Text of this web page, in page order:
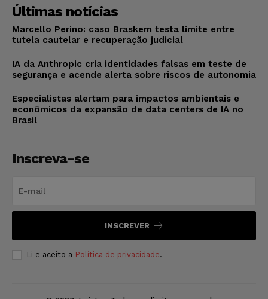
Últimas notícias
Marcello Perino: caso Braskem testa limite entre
tutela cautelar e recuperação judicial
IA da Anthropic cria identidades falsas em teste de
segurança e acende alerta sobre riscos de autonomia
Especialistas alertam para impactos ambientais e
econômicos da expansão de data centers de IA no
Brasil
Inscreva-se
INSCREVER
Li e aceito a Política de privacidade.